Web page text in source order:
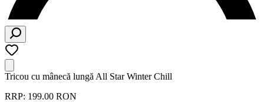
Tricou cu mânecă lungă All Star Winter Chill
RRP: 199.00 RON